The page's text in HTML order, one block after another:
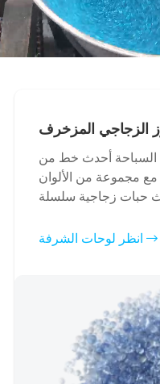
الزجاجي المزخرف
السباحة أحدث خط من
مع مجموعة من الألوان